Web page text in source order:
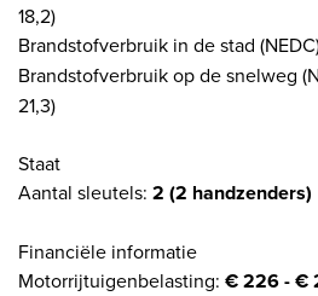
18,2)
Brandstofverbruik in de stad
Brandstofverbruik op de snelweg
21,3)
Staat
Aantal sleutels: 2 (2 handzenders)
Financiële informatie
Motorrijtuigenbelasting: € 226 - €